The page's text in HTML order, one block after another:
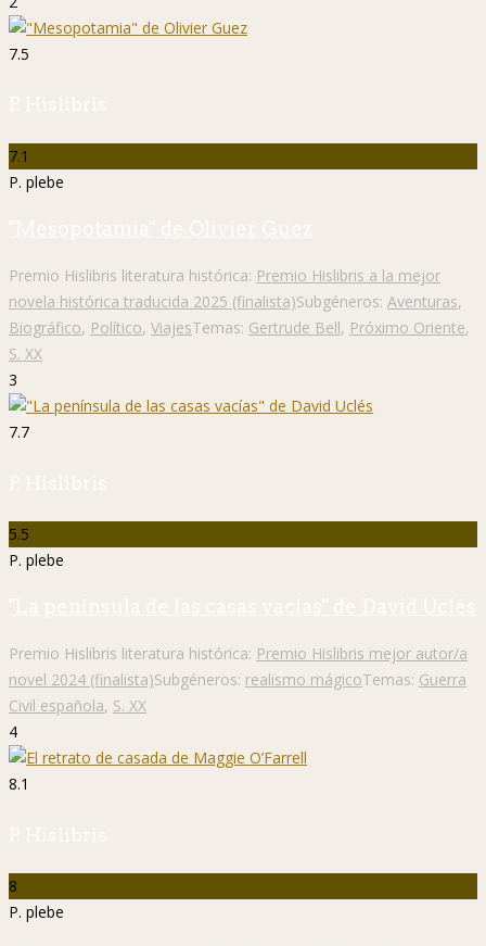
7.5
P. Hislibris
7.1
P. plebe
"Mesopotamia" de Olivier Guez
Premio Hislibris literatura histórica: Premio Hislibris a la mejor
novela histórica traducida 2025 (finalista)Subgéneros: Aventuras,
Biográfico, Político, ViajesTemas: Gertrude Bell, Próximo Oriente,
S. XX
3
7.7
P. Hislibris
5.5
P. plebe
"La península de las casas vacías" de David Uclés
Premio Hislibris literatura histórica: Premio Hislibris mejor autor/a
novel 2024 (finalista)Subgéneros: realismo mágicoTemas: Guerra
Civil española, S. XX
4
8.1
P. Hislibris
8
P. plebe